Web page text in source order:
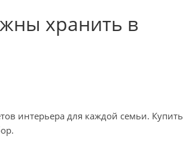
хранить в
интерьера для каждой семьи. Купить